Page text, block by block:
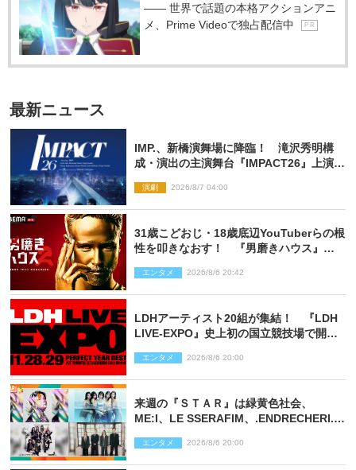
―― 世界で話題の本格アクションアニ
メ、Prime Videoで独占配信中
P R
最新ニュース
IMP.、新橋演舞場に降臨！ 滝沢秀明構
成・演出の主演舞台『IMPACT26』上演決
演劇 2026/8/7 04:00
31歳こどおじ・18歳底辺YouTuberらの根
性を叩きなおす！ 『男磨きハウス』第2
エンタメ 2026/8/6 20:42
LDHアーティスト20組が集結！ 『LDH
LIVE‐EXPO』史上初の国立競技場で開催
エンタメ 2026/8/6 20:00
来週の『ＳＴＡＲ』は緑黄色社会、
ME:I、LE SSERAFIM、.ENDRECHERI.が
エンタメ 2026/8/6 20:00